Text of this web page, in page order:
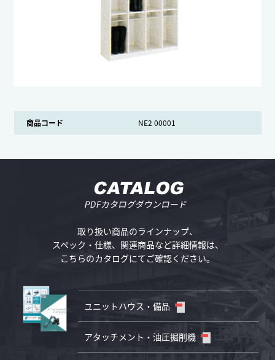
商品コード NE2 00001
CATALOG
PDFカタログダウンロード
取り扱い商品のラインナップ、
スペック・仕様、 関連商品など詳細情報は、
こちらのカタログにてご確認ください。
ユニットハウス・備品
アタッチメント・油圧掘削機